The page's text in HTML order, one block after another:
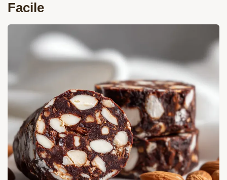
Facile